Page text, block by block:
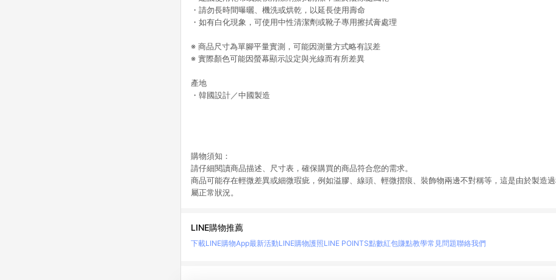
・請勿長時間曝曬、機洗或烘乾，以延長使用壽命
・如有白化現象，可使用中性清潔劑或靴子專用擦拭膏處理
※ 商品尺寸為單腳平量實測，可能因測量方式略有誤差
※ 實際顏色可能因螢幕顯示設定與光線而有所差異
產地
・韓國設計／中國製造
購物須知：
請仔細閱讀商品描述、尺寸表，確保購買的商品符合您的需求。
商品可能存在輕微差異或細微瑕疵，例如溢膠、線頭、輕微摺痕、裝飾物兩邊不對稱等，這是由於製造過
屬正常狀況。
LINE購物推薦
下載LINE購物App最新活動LINE購物護照LINE POINTS點數紅包賺點教學常見問題聯絡我們